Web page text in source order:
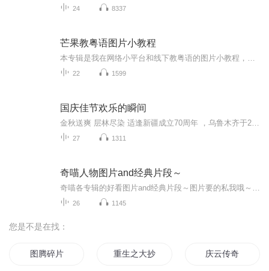
24 8337
芒果教粤语图片小教程
22 1599
国庆佳节欢乐的瞬间
27 1311
奇喵人物图片and经典片段～
26 1145
您是不是在找：
图腾碎片 重生之大抄袭王 庆云传奇